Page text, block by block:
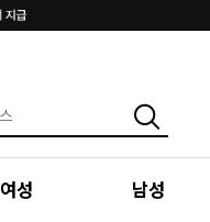
여성 남성